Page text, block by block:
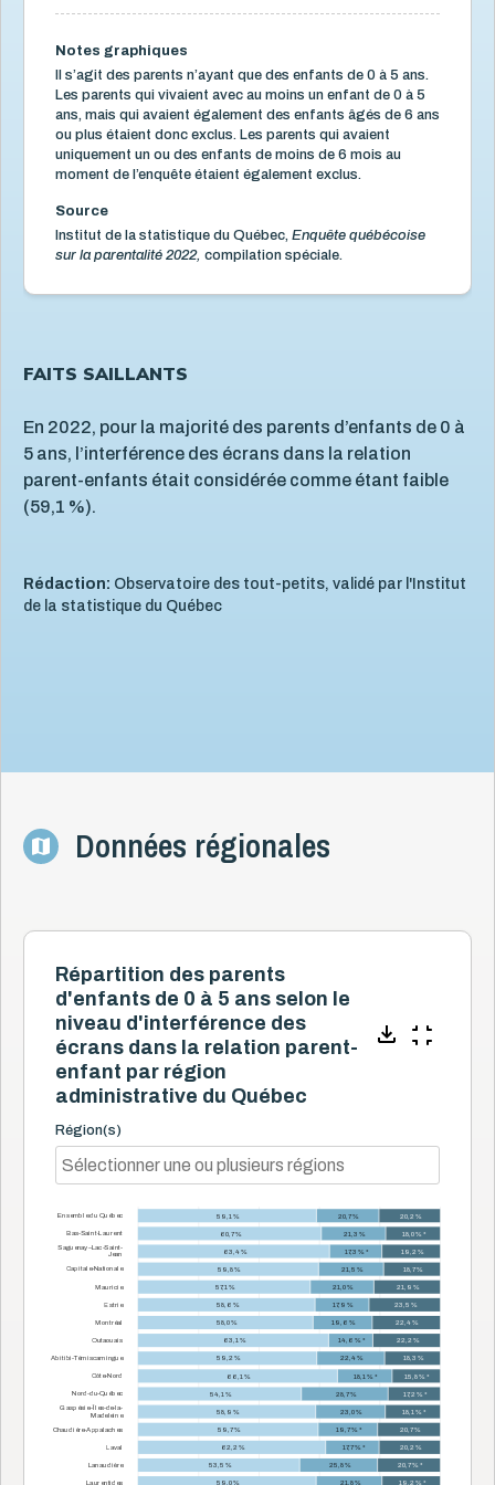
Violence et maltraitance
Notes graphiques
Il s’agit des parents n’ayant que des enfants de 0 à 5 ans.
Les parents qui vivaient avec au moins un enfant de 0 à 5
ans, mais qui avaient également des enfants âgés de 6 ans
ou plus étaient donc exclus. Les parents qui avaient
uniquement un ou des enfants de moins de 6 mois au
moment de l’enquête étaient également exclus.
Source
Institut de la statistique du Québec, Enquête québécoise
sur la parentalité 2022, compilation spéciale.
FAITS SAILLANTS
En 2022, pour la majorité des parents d’enfants de 0 à
5 ans, l’interférence des écrans dans la relation
parent-enfants était considérée comme étant faible
(59,1 %).
Rédaction: Observatoire des tout-petits, validé par l'Institut
de la statistique du Québec
Données régionales
Répartition des parents
d'enfants de 0 à 5 ans selon le
niveau d'interférence des
écrans dans la relation parent-
enfant par région
administrative du Québec
Région(s)
59,1 % 20,7 % 20,2 %
60,7 % 21,3 % 18,0 % *
63,4 % 17,3 % * 19,2 %
59,8 % 21,5 % 18,7 %
57,1 % 21,0 % 21,9 %
58,6 % 17,9 % 23,5 %
58,0 % 19,6 % 22,4 %
63,1 % 14,6 % * 22,2 %
59,2 % 22,4 % 18,3 %
66,1 % 18,1 % * 15,8 % *
54,1 % 28,7 % 17,2 % *
58,9 % 23,0 % 18,1 % *
59,7 % 19,7 % * 20,7 %
62,2 % 17,7 % * 20,2 %
53,5 % 25,8 % 20,7 % *
59,0 % 21,8 % 19,2 % *
Ensemble du Québec
Bas-Saint-Laurent
Saguenay–Lac-Saint-
Jean
Capitale-Nationale
Mauricie
Estrie
Montréal
Outaouais
Abitibi-Témiscamingue
Côte-Nord
Nord-du-Québec
Gaspésie–Îles-de-la-
Madeleine
Chaudière-Appalaches
Laval
Lanaudière
Laurentides